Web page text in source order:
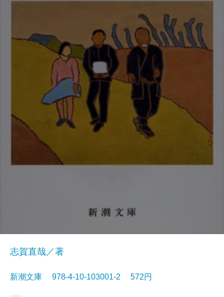
志賀直哉／著
新潮文庫 978-4-10-103001-2 572円